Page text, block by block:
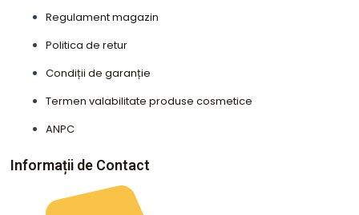
Regulament magazin
Politica de retur
Condiții de garanție
Termen valabilitate produse cosmetice
ANPC
Informații de Contact